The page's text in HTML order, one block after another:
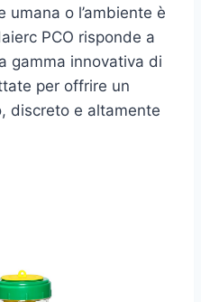
o l’ambiente è
PCO risponde a
gamma innovativa di
per offrire un
discreto e altamente